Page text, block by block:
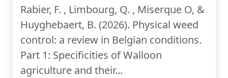
Rabier, F. , Limbourg, Q. , Miserque O, &
Huyghebaert, B. (2026). Physical weed
control: a review in Belgian conditions.
Part 1: Specificities of Walloon
agriculture and their...